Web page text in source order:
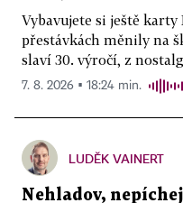
Vybavujete si ještě
přestávkách měnily na
slaví 30. výročí, z
7. 8. 2026 ▪ 18:24 min.
LUDĚK VAINERT
Nehladov,